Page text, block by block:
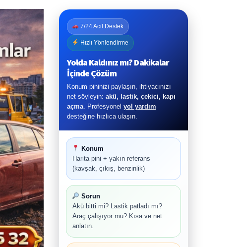
7/24 Acil Destek
Hızlı Yönlendirme
Yolda Kaldınız mı? Dakikalar
İçinde Çözüm
Konum pininizi paylaşın, ihtiyacınızı
net söyleyin: akü, lastik, çekici, kapı
açma. Profesyonel yol yardım
desteğine hızlıca ulaşın.
Konum
Harita pini + yakın referans
(kavşak, çıkış, benzinlik)
Sorun
Akü bitti mi? Lastik patladı mı?
Araç çalışıyor mu? Kısa ve net
anlatın.